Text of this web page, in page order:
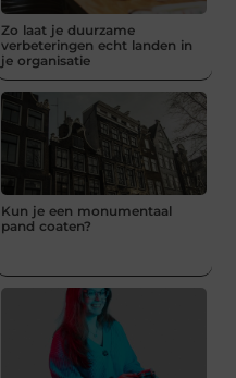
Zo laat je duurzame
verbeteringen echt landen in
je organisatie
Kun je een monumentaal
pand coaten?